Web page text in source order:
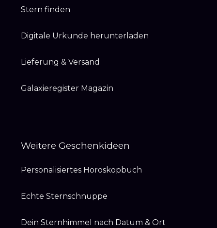
Stern finden
Digitale Urkunde herunterladen
Lieferung & Versand
Galaxieregister Magazin
Weitere Geschenkideen
Personalisiertes Horoskopbuch
Echte Sternschnuppe
Dein Sternhimmel nach Datum & Ort